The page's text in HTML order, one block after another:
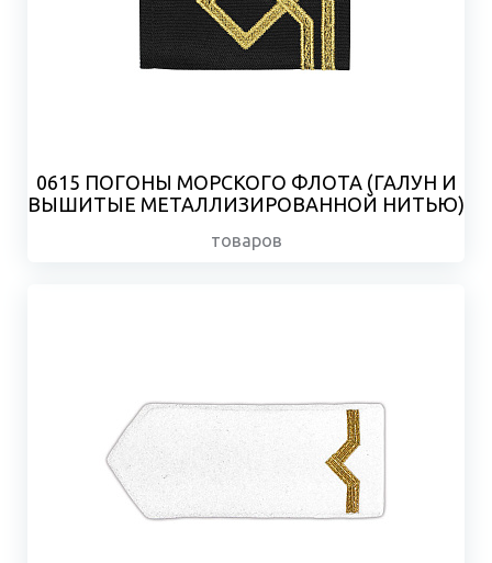
0615 ПОГОНЫ МОРСКОГО ФЛОТА (ГАЛУН И
ВЫШИТЫЕ МЕТАЛЛИЗИРОВАННОЙ НИТЬЮ)
товаров